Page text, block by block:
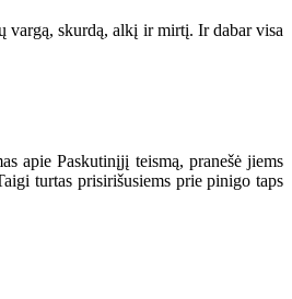
vargą, skurdą, alkį ir mirtį. Ir dabar visa
apie Paskutinįjį teismą, pranešė jiems
turtas prisirišusiems prie pinigo taps